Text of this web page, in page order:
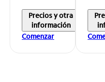
Precios y otra
información
Comenzar